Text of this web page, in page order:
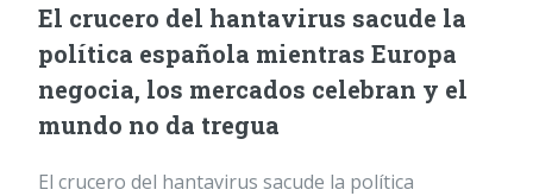
El crucero del hantavirus sacude la
política española mientras Europa
negocia, los mercados celebran y el
mundo no da tregua
El crucero del hantavirus sacude la política